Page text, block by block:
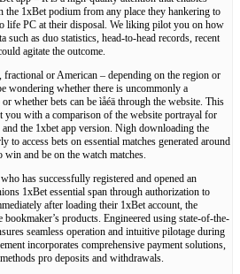
the 1xBet podium from any place they hankering to
life PC at their disposal. We liking pilot you on how
such as duo statistics, head-to-head records, recent
agitate the outcome.
or American – depending on the region or
wondering whether there is uncommonly a
whether bets can be ìåéä through the website. This
you with a comparison of the website portrayal for
the 1xbet app version. Nigh downloading the
to access bets on essential matches generated around
and be on the watch matches.
has successfully registered and opened an
1xBet essential span through authorization to
after loading their 1xBet account, the
bookmaker’s products. Engineered using state-of-the-
seamless operation and intuitive pilotage during
incorporates comprehensive payment solutions,
pro deposits and withdrawals.